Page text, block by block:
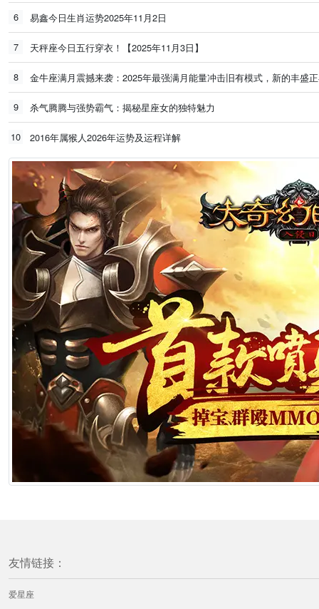
6 易鑫今日生肖运势2025年11月2日
7 天秤座今日五行穿衣！【2025年11月3日】
8 金牛座满月震撼来袭：2025年最强满月能量冲击旧有模式，新的丰盛
9 杀气腾腾与强势霸气：揭秘星座女的独特魅力
10 2016年属猴人2026年运势及运程详解
友情链接：
爱星座